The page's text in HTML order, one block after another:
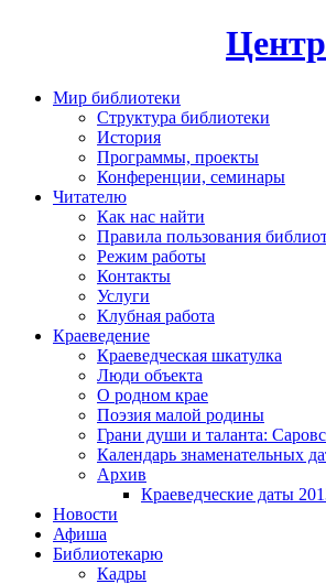
Мир библиотеки
Структура библиотеки
История
Программы, проекты
Конференции, семинары
Читателю
Как нас найти
Правила пользования
Режим работы
Контакты
Услуги
Клубная работа
Краеведение
Краеведческая шкатулка
Люди объекта
О родном крае
Поэзия малой родины
Грани души и таланта:
Календарь знаменательных
Архив
Краеведческие даты
Новости
Афиша
Библиотекарю
Кадры